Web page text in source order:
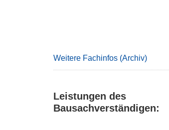
Weitere Fachinfos (Archiv)
Leistungen des
Bausachverständigen: